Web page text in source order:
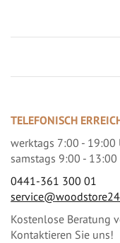
TELEFONISCH
werktags 7:00 - 19:00
samstags 9:00 - 13:00
0441-361 300 01
Kostenlose Beratung
Kontaktieren Sie uns!